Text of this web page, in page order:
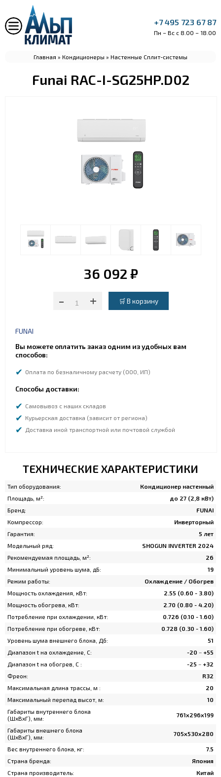
+7 495 723 67 87
Пн – Вс с 8.00 – 18.00
Главная » Кондиционеры » Настенные Сплит-системы
Funai RAC-I-SG25HP.D02
36 092 ₽
-
+
FUNAI
Вы можете оплатить заказ одним из удобных вам
способов:
Оплата по безналичному расчету (ООО, ИП)
Способы доставки:
Самовывоз с наших складов
Курьерская доставка (зависит от региона)
Доставка иной транспортной или почтовой службой
ТЕХНИЧЕСКИЕ ХАРАКТЕРИСТИКИ
Тип оборудования:
Кондиционер настенный
Площадь, м²:
до 27 (2,8 кВт)
Бренд:
FUNAI
Компрессор:
Инверторный
Гарантия:
5 лет
Модельный ряд:
SHOGUN INVERTER 2024
Рекомендуемая площадь, м²:
26
Минимальный уровень шума, дБ:
19
Режим работы:
Охлаждение / Обогрев
Мощность охлаждения, кВт:
2.55 (0.60 - 3.80)
Мощность обогрева, кВт:
2.70 (0.80 - 4.20)
Потребление при охлаждении, кВт:
0.726 (0.10 - 1.60)
Потребление при обогреве, кВт:
0.728 (0.30 - 1.60)
Уровень шума внешнего блока, Дб:
51
Диапазон t на охлаждение, C:
-20 ~ +55
Диапазон t на обогрев, C :
-25 ~ +32
Фреон:
R32
Максимальная длина трассы, м :
20
Максимальный перепад высот, м:
10
Габариты внутреннего блока
(ШхВхГ), мм:
761x296x199
Габариты внешнего блока
(ШхВхГ), мм:
705x530x280
Вес внутреннего блока, кг:
7.5
Страна бренда:
Япония
Страна производитель:
Китай